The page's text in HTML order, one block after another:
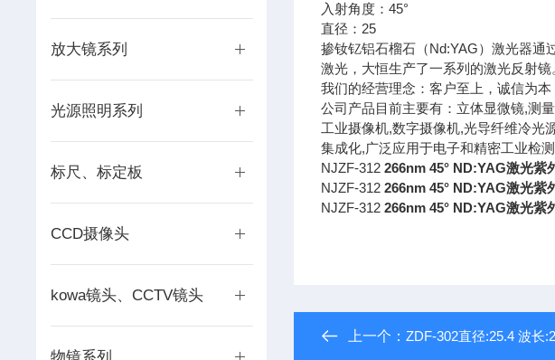
放大镜系列
光源照明系列
标尺、标定板
CCD摄像头
kowa镜头、CCTV镜头
入射角度：45°
直径：25
掺钕钇铝石榴石（Nd:YAG）激光器通
激光，大恒生产了一系列的激光反射
我们的经营理念：客户至上，诚信为
公司产品目前主要有：立体显微镜,测
工业摄像机,数字摄像机,光导纤维冷光
集成化,广泛应用于电子和精密工业检
NJZF-312266nm 45° ND:YAG激光紫
NJZF-312266nm 45° ND:YAG激光紫
NJZF-312266nm 45° ND:YAG激光紫
上一个：ZDF-302直径:25.4 波长